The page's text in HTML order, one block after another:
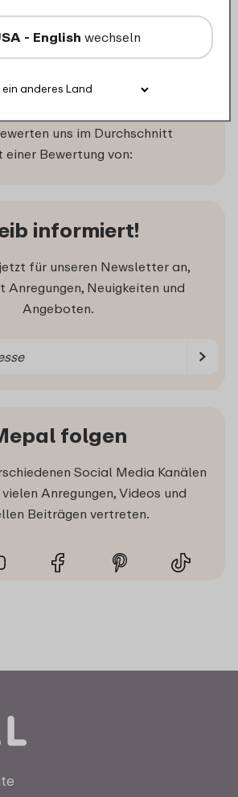
Bestellen
Kunden sagen
uns im Durchschnitt
einer Bewertung von:
informiert!
für unseren Newsletter an,
Anregungen, Neuigkeiten und
Angeboten.
folgen
Social Media Kanälen
Anregungen, Videos und
Beiträgen vertreten.
- English wechseln